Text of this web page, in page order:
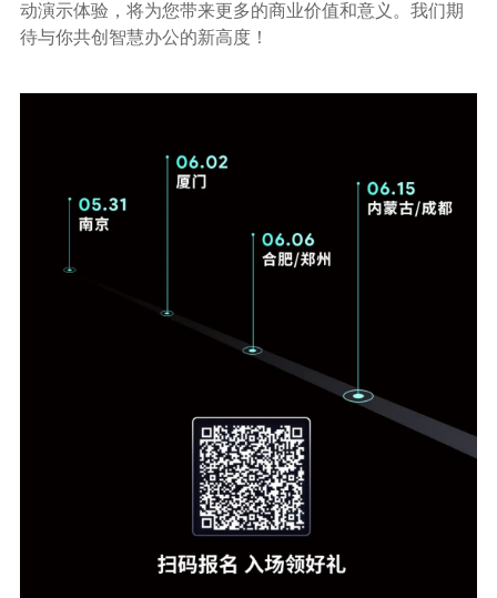
动演示体验，将为您带来更多的商业价值和意义。我们期
待与你共创智慧办公的新高度！